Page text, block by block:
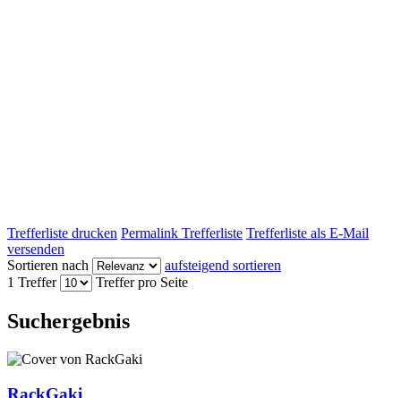
Trefferliste drucken Permalink Trefferliste Trefferliste als E-Mail
versenden
Sortieren nach
aufsteigend sortieren
1 Treffer
Treffer pro Seite
Suchergebnis
RackGaki